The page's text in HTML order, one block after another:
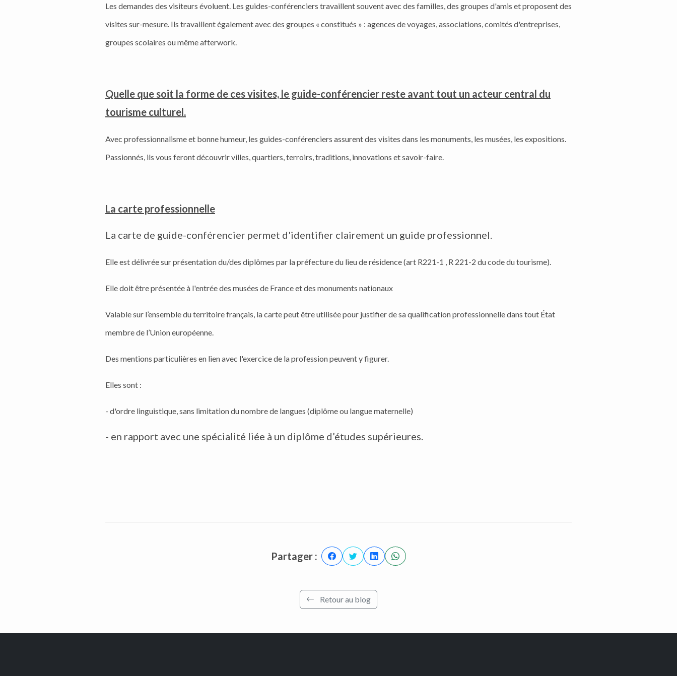
Les demandes des visiteurs évoluent. Les guides-conférenciers travaillent souvent avec des familles, des groupes d'amis et proposent des
visites sur-mesure. Ils travaillent également avec des groupes « constitués » : agences de voyages, associations, comités d'entreprises,
groupes scolaires ou même afterwork.
Quelle que soit la forme de ces visites, le guide-conférencier reste avant tout un acteur central du
tourisme culturel.
Avec professionnalisme et bonne humeur, les guides-conférenciers assurent des visites dans les monuments, les musées, les expositions.
Passionnés, ils vous feront découvrir villes, quartiers, terroirs, traditions, innovations et savoir-faire.
La carte professionnelle
La carte de guide-conférencier permet d'identifier clairement un guide professionnel.
Elle est délivrée sur présentation du/des diplômes par la préfecture du lieu de résidence (art R221-1 , R 221-2 du code du tourisme).
Elle doit être présentée à l'entrée des musées de France et des monuments nationaux
Valable sur l’ensemble du territoire français, la carte peut être utilisée pour justifier de sa qualification professionnelle dans tout État
membre de l’Union européenne.
Des mentions particulières en lien avec l'exercice de la profession peuvent y figurer.
Elles sont :
- d'ordre linguistique, sans limitation du nombre de langues (diplôme ou langue maternelle)
- en rapport avec une spécialité liée à un diplôme d’études supérieures.
Partager :
Retour au blog